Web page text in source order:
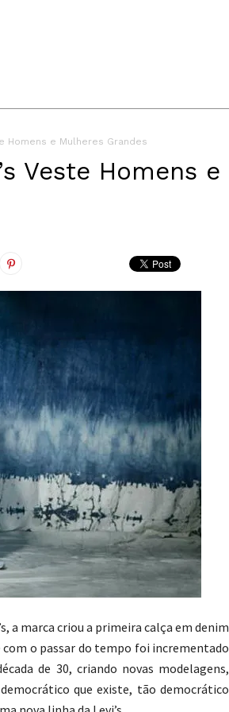
Homens e Mulheres Grandes
Veste Homens e
a marca criou a primeira calça em denim
com o passar do tempo foi incrementado
de 30, criando novas modelagens,
que existe, tão democrático